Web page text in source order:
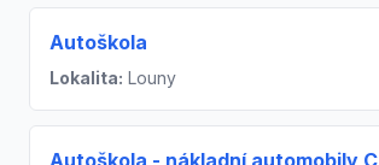
Autoškola
Lokalita: Louny